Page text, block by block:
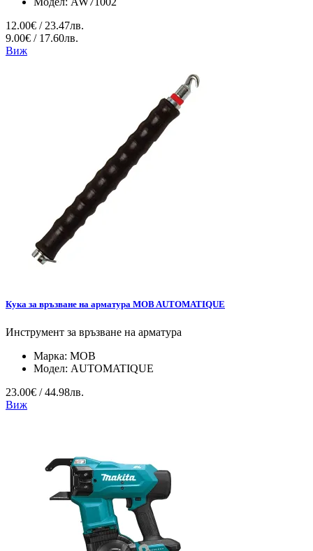
12.00€ / 23.47лв.
9.00€ / 17.60лв.
Виж
Кука за връзване на арматура MOB AUTOMATIQUE
Инструмент за връзване на арматура
Марка: MOB
Модел: AUTOMATIQUE
23.00€ / 44.98лв.
Виж